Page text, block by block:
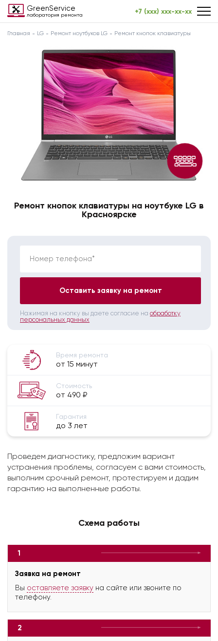
GreenService
лаборатория ремонта +7 (xxx) xxx-xx-xx
Главная LG Ремонт ноутбуков LG Ремонт кнопок клавиатуры
Ремонт кнопок клавиатуры на ноутбуке LG в
Красноярске
Номер телефона*
Оставить заявку на ремонт
Нажимая на кнопку вы даете согласие на обработку
персональных данных
Время ремонта
от 15 минут
Стоимость
от 490 ₽
Гарантия
до 3 лет
Проведем диагностику, предложим вариант
устранения проблемы, согласуем с вами стоимость,
выполним срочный ремонт, протестируем и дадим
гарантию на выполненные работы.
Схема работы
1
Заявка на ремонт
Вы оставляете заявку на сайте или звоните по
телефону.
2